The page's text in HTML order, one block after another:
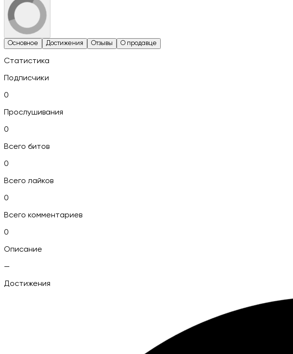
Основное Достижения Отзывы О продавце
Статистика
Подписчики
0
Прослушивания
0
Всего битов
0
Всего лайков
0
Всего комментариев
0
Описание
—
Достижения